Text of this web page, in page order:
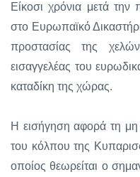
Είκοσι χρόνια μετά
στο Ευρωπαϊκό
προστασίας της
εισαγγελέας του
καταδίκη της χώρας.
Η εισήγηση αφορά τη
του κόλπου της
οποίος θεωρείται ο